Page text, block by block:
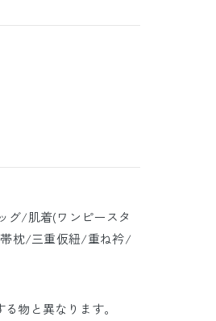
/肌着(ワンピースタ
枕/三重仮紐/重ね衿/
物と異なります。